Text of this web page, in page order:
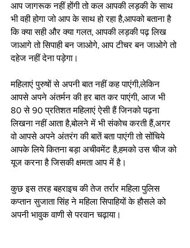
आप जागरूक नहीं होंगी तो कल आपकी लड़की के साथ
भी वही होगा जो आप के साथ हो रहा है,आपको बताना है
कि क्या सही और क्या गलत, आपकी लड़की पढ़ लिख
जाआगे तो सिपाही बन जाओगे, आप टीचर बन जाओगे तो
दहेज नहीं देना पड़ेगा।
महिलाएं पुरुषों से अपनी बात नहीं कह पाएंगी,लेकिन
आपसे अपने अंतर्मन की हर बात कर पाएंगी, आज भी
80 से 90 प्रतिशत महिलाएं ऐसी हैं जिनको पढ़ना
लिखना नहीं आता है,बोलने में भी संकोच करती हैं,अगर
वो आपसे अपने अंतरंग की बातें बता पाएंगी तो सोंचिये
आपके लिये कितना बड़ा अचीवमेंट है,हमको उस चीज को
यूज करना है जिसकी क्षमता आप में है।
कुछ इस तरह बहराइच की तेज तर्रार महिला पुलिस
कप्तान सुजाता सिंह ने महिला सिपाहियों के हौसले को
अपनी भावुक वाणी से परवान चढ़ाया।